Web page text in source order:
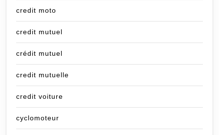
credit moto
credit mutuel
crédit mutuel
credit mutuelle
credit voiture
cyclomoteur